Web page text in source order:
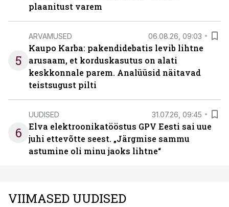
plaanitust varem
5
ARVAMUSED 06.08.26, 09:03
Kaupo Karba: pakendidebatis levib lihtne
arusaam, et korduskasutus on alati
keskkonnale parem. Analüüsid näitavad
teistsugust pilti
6
UUDISED 31.07.26, 09:45
Elva elektroonikatööstus GPV Eesti sai uue
juhi ettevõtte seest. „Järgmise sammu
astumine oli minu jaoks lihtne“
VIIMASED UUDISED